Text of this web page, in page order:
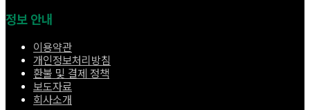
정보 안내
이용약관
개인정보처리방침
환불 및 결제 정책
보도자료
회사소개